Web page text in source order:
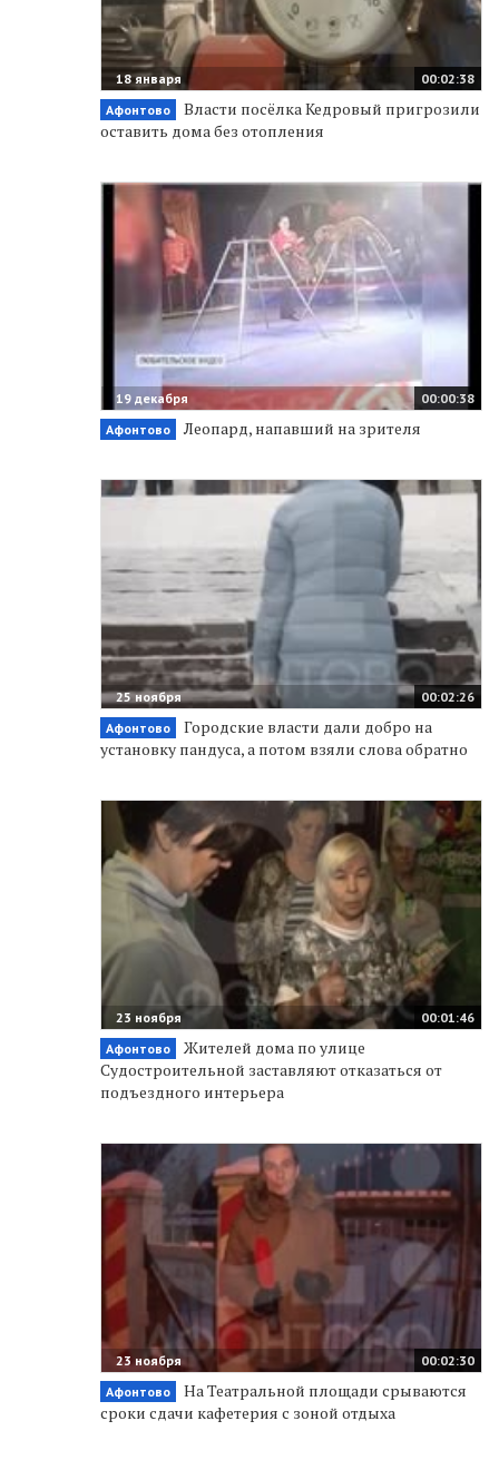
00:02:38
18 января
Афонтово
Власти посёлка Кедровый пригрозили
оставить дома без отопления
00:00:38
19 декабря
Афонтово
Леопард, напавший на зрителя
00:02:26
25 ноября
Афонтово
Городские власти дали добро на
установку пандуса, а потом взяли слова обратно
00:01:46
23 ноября
Афонтово
Жителей дома по улице
Судостроительной заставляют отказаться от
подъездного интерьера
00:02:30
23 ноября
Афонтово
На Театральной площади срываются
сроки сдачи кафетерия с зоной отдыха